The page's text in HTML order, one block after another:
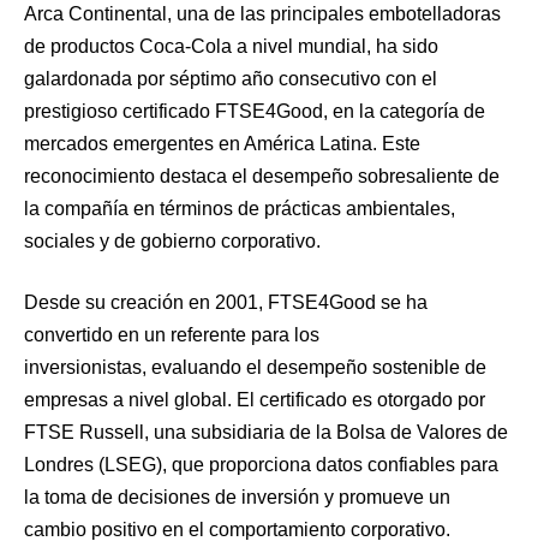
Arca Continental, una de las principales embotelladoras
de productos Coca-Cola a nivel mundial, ha sido
galardonada por séptimo año consecutivo con el
prestigioso certificado FTSE4Good, en la categoría de
mercados emergentes en América Latina. Este
reconocimiento destaca el desempeño sobresaliente de
la compañía en términos de prácticas ambientales,
sociales y de gobierno corporativo.
Desde su creación en 2001, FTSE4Good se ha
convertido en un referente para los
inversionistas, evaluando el desempeño sostenible de
empresas a nivel global. El certificado es otorgado por
FTSE Russell, una subsidiaria de la Bolsa de Valores de
Londres (LSEG), que proporciona datos confiables para
la toma de decisiones de inversión y promueve un
cambio positivo en el comportamiento corporativo.